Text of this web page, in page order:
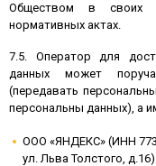
Обществом в своих
нормативных актах.
7.5. Оператор для
данных может
(передавать
персональны данных), а
ООО «ЯНДЕКС» (ИНН
ул. Льва Толстого,